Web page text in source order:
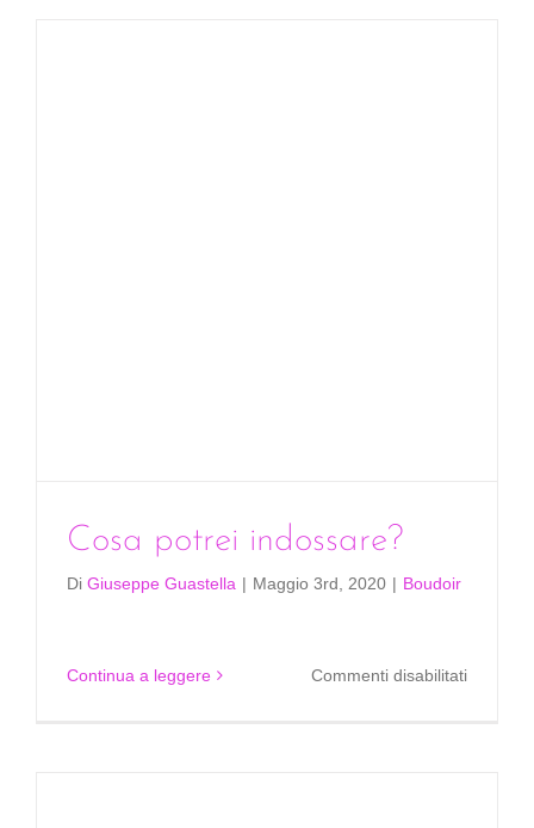
Cosa potrei indossare?
Di Giuseppe Guastella | Maggio 3rd, 2020 | Boudoir
Continua a leggere Commenti disabilitatisu